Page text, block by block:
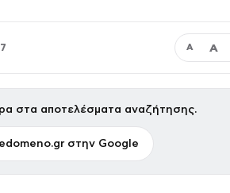
Α Α
στα αποτελέσματα αναζήτησης.
στην Google